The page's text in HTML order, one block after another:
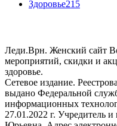
Здоровье215
Леди.Врн. Женский сайт
мероприятий, скидки и
здоровье.
Сетевое издание.
выдано Федеральной
информационных
27.01.2022 г. Учредитель